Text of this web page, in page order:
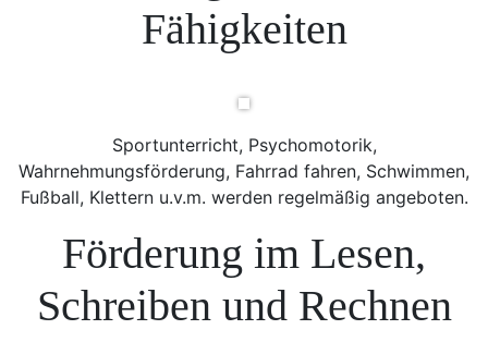
Fähigkeiten
Sportunterricht, Psychomotorik,
Wahrnehmungsförderung, Fahrrad fahren, Schwimmen,
Fußball, Klettern u.v.m. werden regelmäßig angeboten.
Förderung im Lesen,
Schreiben und Rechnen